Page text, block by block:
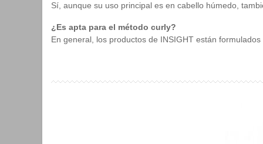
Sí, aunque su uso principal es en cabello húmedo,
¿Es apta para el método curly?
En general, los productos de INSIGHT están